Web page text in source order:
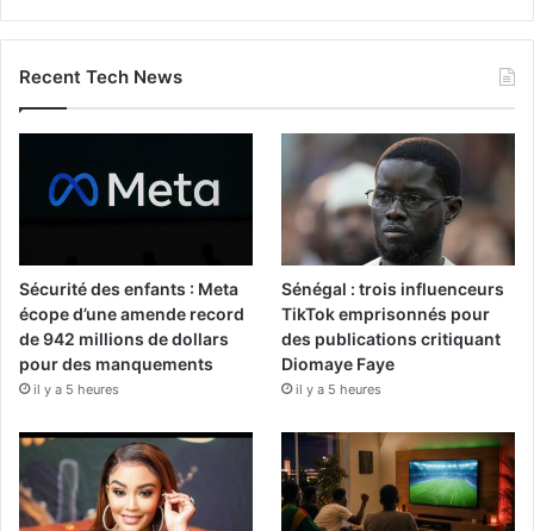
Recent Tech News
Sécurité des enfants : Meta
écope d’une amende record
de 942 millions de dollars
pour des manquements
il y a 5 heures
Sénégal : trois influenceurs
TikTok emprisonnés pour
des publications critiquant
Diomaye Faye
il y a 5 heures